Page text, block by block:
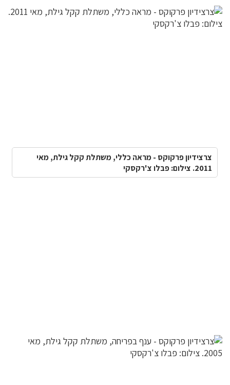
צרצידיון פרקוקס - מראה כללי, משתלת קקל גילת, מאי
2011. צילום: פבלו צ'רקסקי